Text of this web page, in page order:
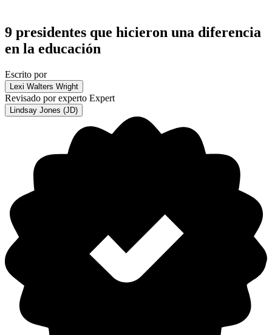
9 presidentes que hicieron una diferencia
en la educación
Escrito por
Lexi Walters Wright
Revisado por experto Expert
Lindsay Jones (JD)